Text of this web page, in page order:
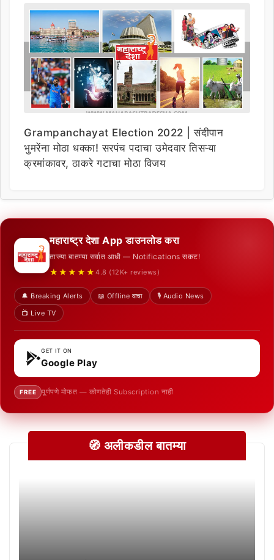
Grampanchayat Election 2022 | संदीपान
भुमरेंना मोठा धक्का! सरपंच पदाचा उमेदवार तिसऱ्या
क्रमांकावर, ठाकरे गटाचा मोठा विजय
महाराष्ट्र देशा App डाउनलोड करा
ताज्या बातम्या सर्वात आधी — Notifications सकट!
★★★★★ 4.8 (12K+ reviews)
🔔 Breaking Alerts 📖 Offline वाचा
🎙️ Audio News
📺 Live TV
GET IT ON
Google Play
FREE पूर्णपणे मोफत — कोणतेही Subscription नाही
🧭 अलीकडील बातम्या